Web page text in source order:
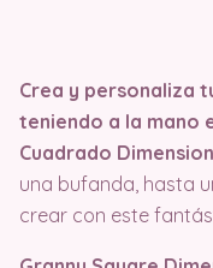
Crea y personaliza
teniendo a la mano
Cuadrado
una bufanda, hasta
crear con este